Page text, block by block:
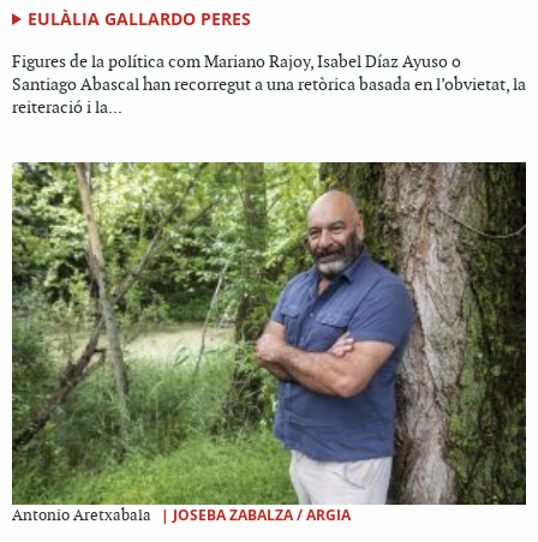
EULÀLIA GALLARDO PERES
Figures de la política com Mariano Rajoy, Isabel Díaz Ayuso o
Santiago Abascal han recorregut a una retòrica basada en l’obvietat, la
reiteració i la...
Antonio Aretxabala | JOSEBA ZABALZA / ARGIA